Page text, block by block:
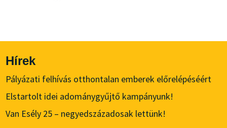
Hírek
Pályázati felhívás otthontalan emberek előrelépéséért
Elstartolt idei adománygyűjtő kampányunk!
Van Esély 25 – negyedszázadosak lettünk!